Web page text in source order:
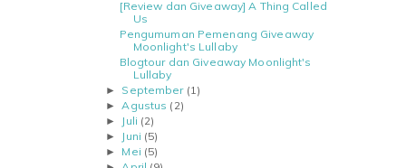
[Review dan Giveaway] A Thing Called
Us
Pengumuman Pemenang Giveaway
Moonlight's Lullaby
Blogtour dan Giveaway Moonlight's
Lullaby
► September (1)
►Agustus (2)
► Juli (2)
► Juni (5)
► Mei (5)